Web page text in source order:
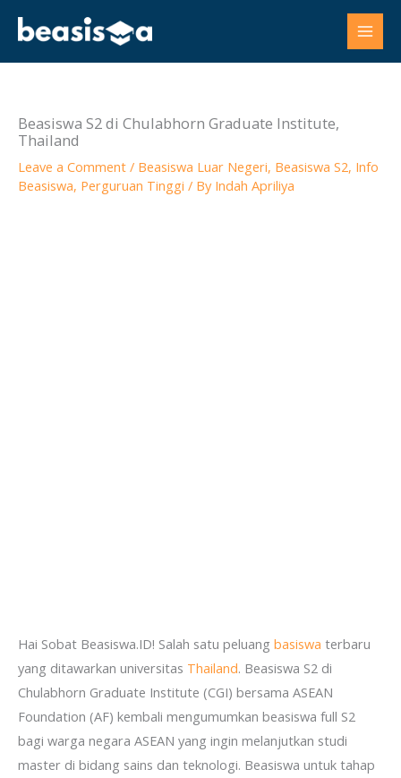
content
Beasiswa S2 di Chulabhorn Graduate Institute,
Thailand
Leave a Comment / Beasiswa Luar Negeri, Beasiswa S2, Info
Beasiswa, Perguruan Tinggi / By Indah Apriliya
Hai Sobat Beasiswa.ID! Salah satu peluang basiswa terbaru
yang ditawarkan universitas Thailand. Beasiswa S2 di
Chulabhorn Graduate Institute (CGI) bersama ASEAN
Foundation (AF) kembali mengumumkan beasiswa full S2
bagi warga negara ASEAN yang ingin melanjutkan studi
master di bidang sains dan teknologi. Beasiswa untuk tahap